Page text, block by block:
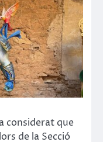
considerat que
de la Secció